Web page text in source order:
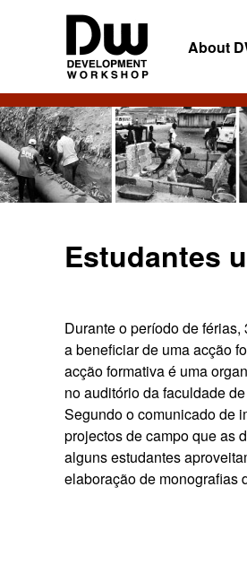
DW
Angola
Development
Workshop
Angola
About
Estudantes
Durante o período de
a beneficiar de uma acção
acção formativa é uma
no auditório da faculdade
Segundo o comunicado de
projectos de campo que as
alguns estudantes
elaboração de monografias